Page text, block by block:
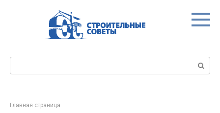
Главная страница